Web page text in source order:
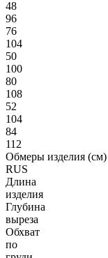
48
96
76
104
50
100
80
108
52
104
84
112
Обмеры изделия (см)
RUS
Длина
изделия
Глубина
выреза
Обхват
по